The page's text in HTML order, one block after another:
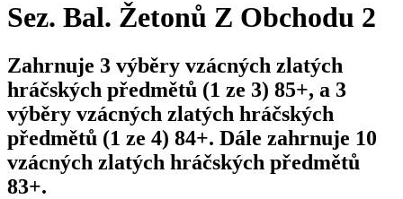
Sez. Bal. Žetonů Z Obchodu 2
Zahrnuje 3 výběry vzácných zlatých
hráčských předmětů (1 ze 3) 85+, a 3
výběry vzácných zlatých hráčských
předmětů (1 ze 4) 84+. Dále zahrnuje 10
vzácných zlatých hráčských předmětů
83+.